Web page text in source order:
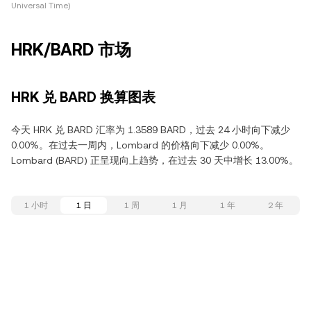
Universal Time)
HRK/BARD 市场
HRK 兑 BARD 换算图表
今天 HRK 兑 BARD 汇率为 1.3589 BARD，过去 24 小时向下减少
0.00%。在过去一周内，Lombard 的价格向下减少 0.00%。
Lombard (BARD) 正呈现向上趋势，在过去 30 天中增长 13.00%。
1 小时 1 日 1 周 1 月 1 年 2 年